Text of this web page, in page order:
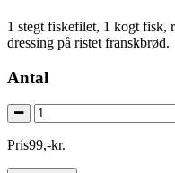
1 stegt fiskefilet, 1 kogt fisk,
dressing på ristet franskbrød.
Antal
Pris99,-kr.